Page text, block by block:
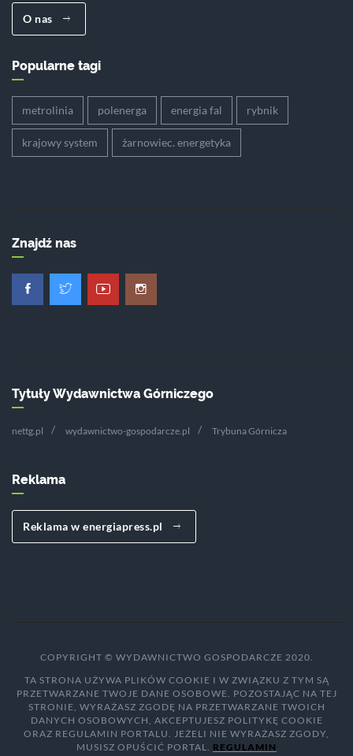
O nas
Popularne tagi
metrolinia polenerga energia fal rybnik
krajowy system żarnowiec. energetyka
Znajdź nas
Tytuły Wydawnictwa Górniczego
nettg.pl wydawnictwo-gospodarcze.pl Trybuna Górnicza
Reklama
Reklama w energiapress.pl
COPYRIGHT © WYDAWNICTWO GOSPODARCZE 2020.
TA STRONA UŻYWA PLIKÓW COOKIE I W ZWIĄZKU Z TYM SĄ
PRZETWARZANE TWOJE DANE OSOBOWE. POZOSTAJĄC NA TEJ
STRONIE, WYRAŻASZ ZGODĘ NA PRZETWARZANE TWOICH
DANYCH OSOBOWYCH, AKCEPTUJESZ POLITYKĘ COOKIE
ORAZ REGULAMIN PORTALU. JEŻELI NIE WYRAŻASZ ZGODY,
MUSISZ OPUŚCIĆ PORTAL. REGULAMIN